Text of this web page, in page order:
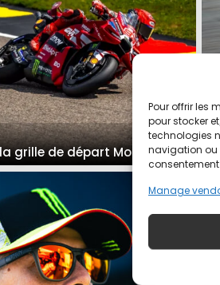
Pour offrir les
pour stocker
technologies
navigation ou
Manage
grille de départ MotoGP